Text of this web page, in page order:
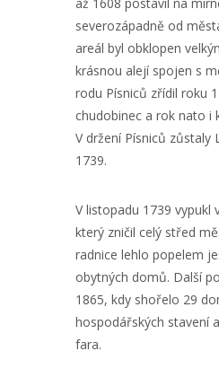
severozápadně od
areál byl obklopen
krásnou alejí spojen s
rodu Písniců zřídil roku
chudobinec a rok nato i
V držení Písniců zůstaly
1739.
V listopadu 1739 vypukl
který zničil celý střed
radnice lehlo popelem
obytných domů. Další
1865, kdy shořelo 29
hospodářských stavení
fara.